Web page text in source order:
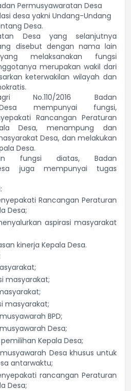
Permusyawaratan Desa
desa yakni Undang-Undang
Desa.
Desa yang selanjutnya
disebut dengan nama lain
melaksanakan fungsi
merupakan wakil dari
keterwakilan wilayah dan
No.110/2016 Badan
mempunyai fungsi,
Rancangan Peraturan
Desa, menampung dan
Desa, dan melakukan
Desa.
fungsi diatas, Badan
juga mempunyai tugas
Rancangan Peraturan
Desa;
aspirasi masyarakat
kinerja Kepala Desa.
masyarakat;
masyarakat;
BPD;
Desa;
Kepala Desa;
Desa khusus untuk
antarwaktu;
rancangan Peraturan
Desa;